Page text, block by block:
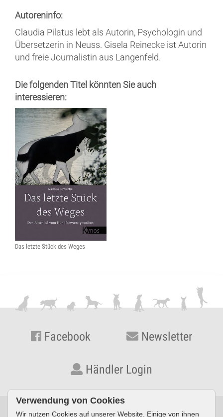
Autoreninfo:
Claudia Pilatus lebt als Autorin, Psychologin und
Übersetzerin in Neuss. Gisela Reinecke ist Autorin
und freie Journalistin aus Langenfeld.
Die folgenden Titel könnten Sie auch
interessieren:
Das letzte Stück des Weges
Facebook Newsletter
Händler Login
Verwendung von Cookies
Wir nutzen Cookies auf unserer Website. Einige von ihnen